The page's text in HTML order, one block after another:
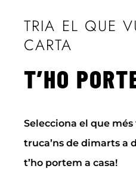
TRIA EL QUE
CARTA
T’HO
Selecciona el que
truca’ns de dimarts a
t’ho portem a casa!